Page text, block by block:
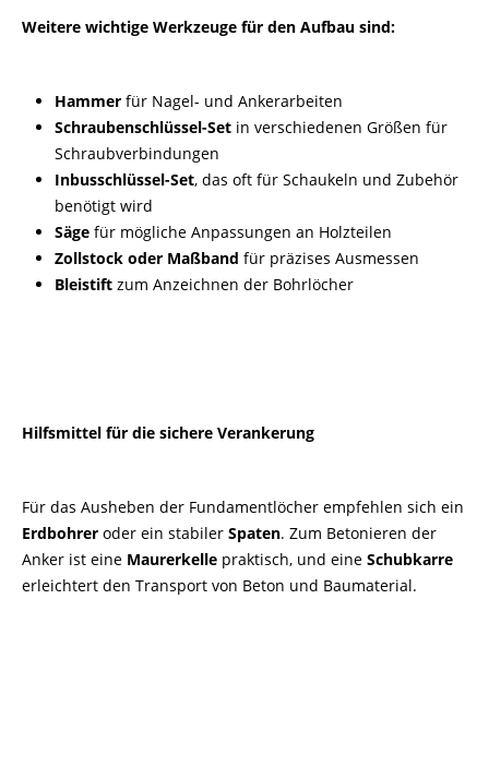
Weitere wichtige Werkzeuge für den Aufbau sind:
Hammer für Nagel- und Ankerarbeiten
Schraubenschlüssel-Set in verschiedenen Größen für
Schraubverbindungen
Inbusschlüssel-Set, das oft für Schaukeln und Zubehör
benötigt wird
Säge für mögliche Anpassungen an Holzteilen
Zollstock oder Maßband für präzises Ausmessen
Bleistift zum Anzeichnen der Bohrlöcher
Hilfsmittel für die sichere Verankerung
Für das Ausheben der Fundamentlöcher empfehlen sich ein
Erdbohrer oder ein stabiler Spaten. Zum Betonieren der
Anker ist eine Maurerkelle praktisch, und eine Schubkarre
erleichtert den Transport von Beton und Baumaterial.